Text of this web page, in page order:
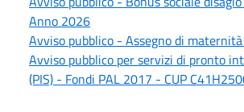
Anno 2026
Avviso pubblico - Assegno di
Avviso pubblico per servizi di pronto
(PIS) - Fondi PAL 2017 - CUP